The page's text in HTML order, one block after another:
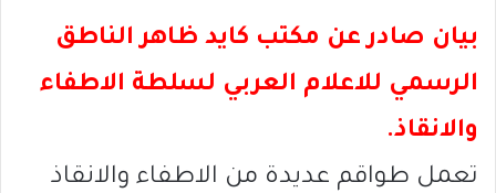
بيان صادر عن مكتب كايد ظاهر الناطق
الرسمي للاعلام العربي لسلطة الاطفاء
والانقاذ.
تعمل طواقم عديدة من الاطفاء والانقاذ